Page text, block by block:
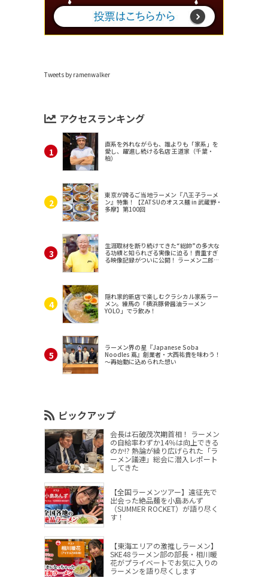
Tweets by ramenwalker
アクセスランキング
直系を外れながらも、誰よりも「家系」を
愛し、躍進し続ける名店 王道家（千葉・
柏）
東京が誇るご当地ラーメン『八王子ラーメ
ン』特集！【ZATSUのオスス麺 in 武蔵野・
多摩】第100回
生涯取材を断り続けてきた“総帥”の多大な
る功績と知られざる実像に迫る！貴重すぎ
る映像記録がついに公開！ ラーメン二郎
隠れ家的新店で楽しむクラシカル家系ラー
メン。練馬の「横浜豚骨醤油ラーメン
YOLO」でラ飲み！
ラーメン界の星『Japanese Soba
Noodles 蔦』創業者・大西祐貴を味わう！
～再始動に込められた想い
ピックアップ
会長は石破茂次期首相！ ラーメン
の自給率わずか14％は向上できる
のか!? 熱論が繰り広げられた「ラ
ーメン議連」総会に潜入レポート
してきた
【全国ラーメンツアー】遠征先で
出会った絶品麺を小島あんず
（SUMMER ROCKET）が語り尽く
す！
【東海エリアの激推しラーメン】
SKE48ラーメン部の部長・相川暖
花がプライベートでお気に入りの
ラーメンを語り尽くします